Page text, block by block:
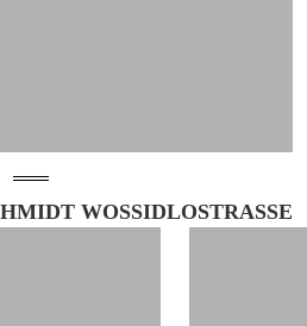
WOSSIDLOSTRASSE